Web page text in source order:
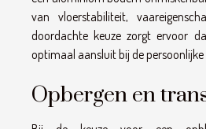
van vloerstabiliteit,
doordachte keuze zorgt ervoor
optimaal aansluit bij de
Opbergen en